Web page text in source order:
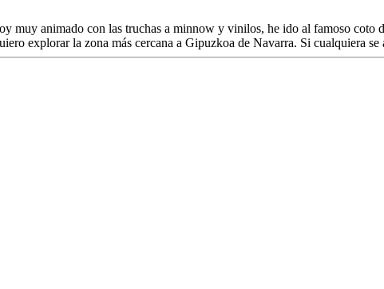
muy animado con las truchas a minnow y vinilos, he ido al famoso
explorar la zona más cercana a Gipuzkoa de Navarra. Si cualquiera se